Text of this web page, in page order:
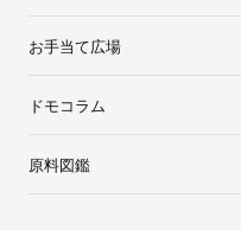
お手当て広場
ドモコラム
原料図鑑